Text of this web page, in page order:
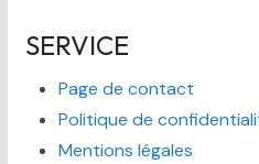
SERVICE
Page de contact
Politique de
Mentions légales